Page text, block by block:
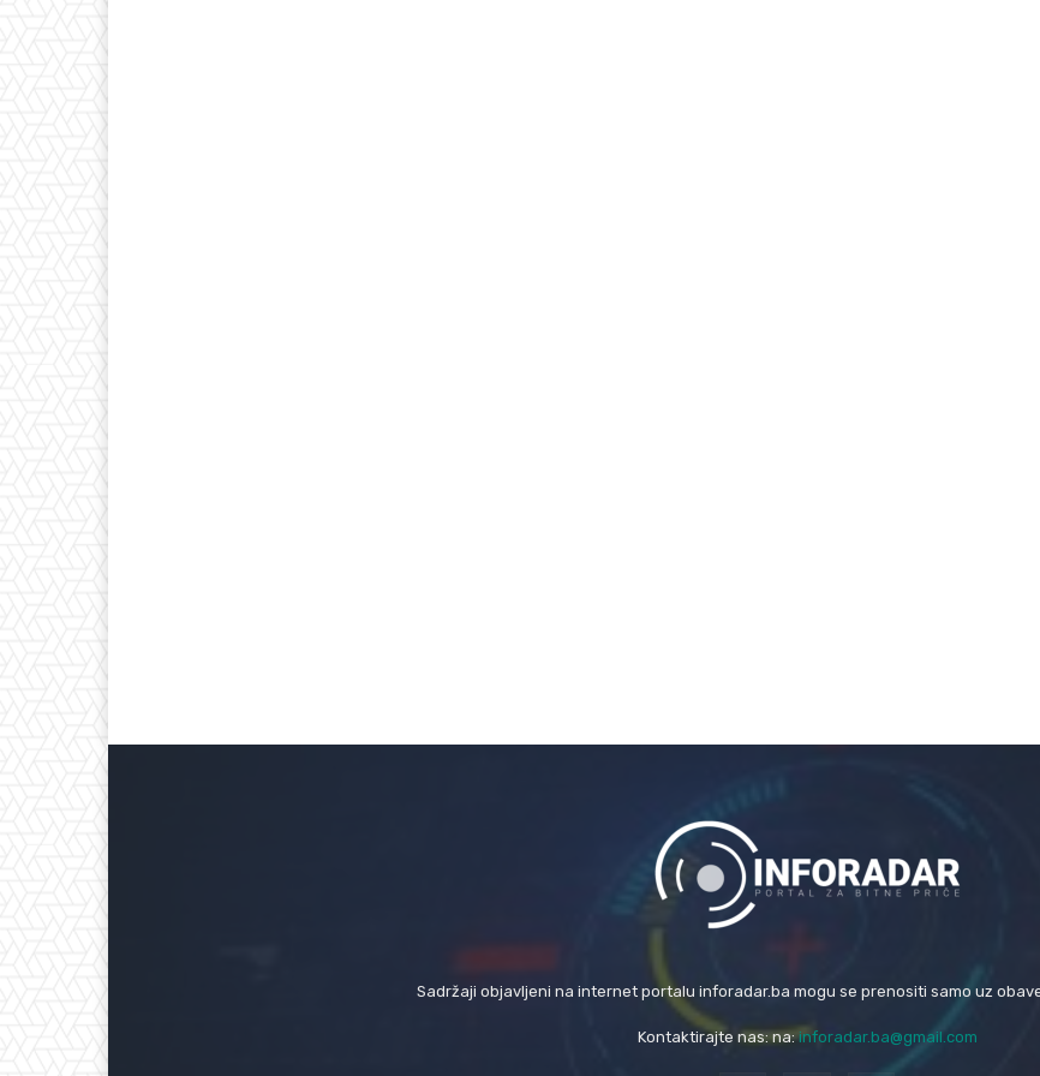
Sadržaji objavljeni na internet portalu inforadar.ba mogu se prenositi samo uz
Kontaktirajte nas: na:inforadar.ba@gmail.com